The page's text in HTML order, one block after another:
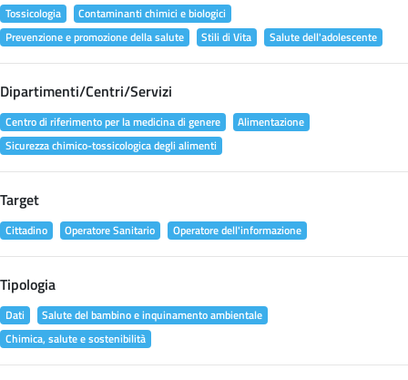
Tossicologia
Contaminanti chimici e biologici
Prevenzione e promozione della salute
Stili di Vita Salute dell'adolescente
Dipartimenti/Centri/Servizi
Centro di riferimento per la medicina di genere
Alimentazione
Sicurezza chimico-tossicologica degli alimenti
Target
Cittadino Operatore Sanitario Operatore dell'informazione
Tipologia
Dati
Salute del bambino e inquinamento ambientale
Chimica, salute e sostenibilità